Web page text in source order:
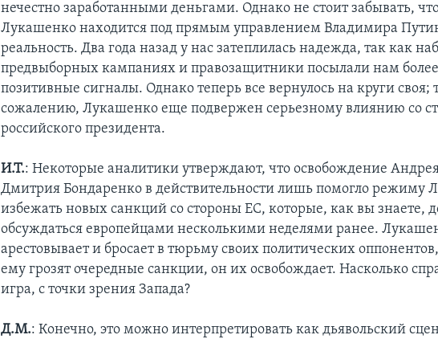
нечестно заработанными деньгами. Однако не стоит забывать,
Лукашенко находится под прямым управлением Владимира
реальность. Два года назад у нас затеплилась надежда, так как
предвыборных кампаниях и правозащитники посылали нам
позитивные сигналы. Однако теперь все вернулось на круги своя;
сожалению, Лукашенко еще подвержен серьезному влиянию со
российского президента.
И.Т.: Некоторые аналитики утверждают, что освобождение
Дмитрия Бондаренко в действительности лишь помогло режиму
избежать новых санкций со стороны ЕС, которые, как вы знаете,
обсуждаться европейцами несколькими неделями ранее.
арестовывает и бросает в тюрьму своих политических
ему грозят очередные санкции, он их освобождает. Насколько
игра, с точки зрения Запада?
Д.М.: Конечно, это можно интерпретировать как дьявольский